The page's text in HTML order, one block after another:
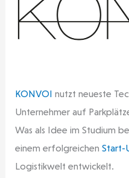
KONVOI nutzt neueste
Unternehmer auf
Was als Idee im Studium
einem erfolgreichenStart-
Logistikwelt entwickelt.